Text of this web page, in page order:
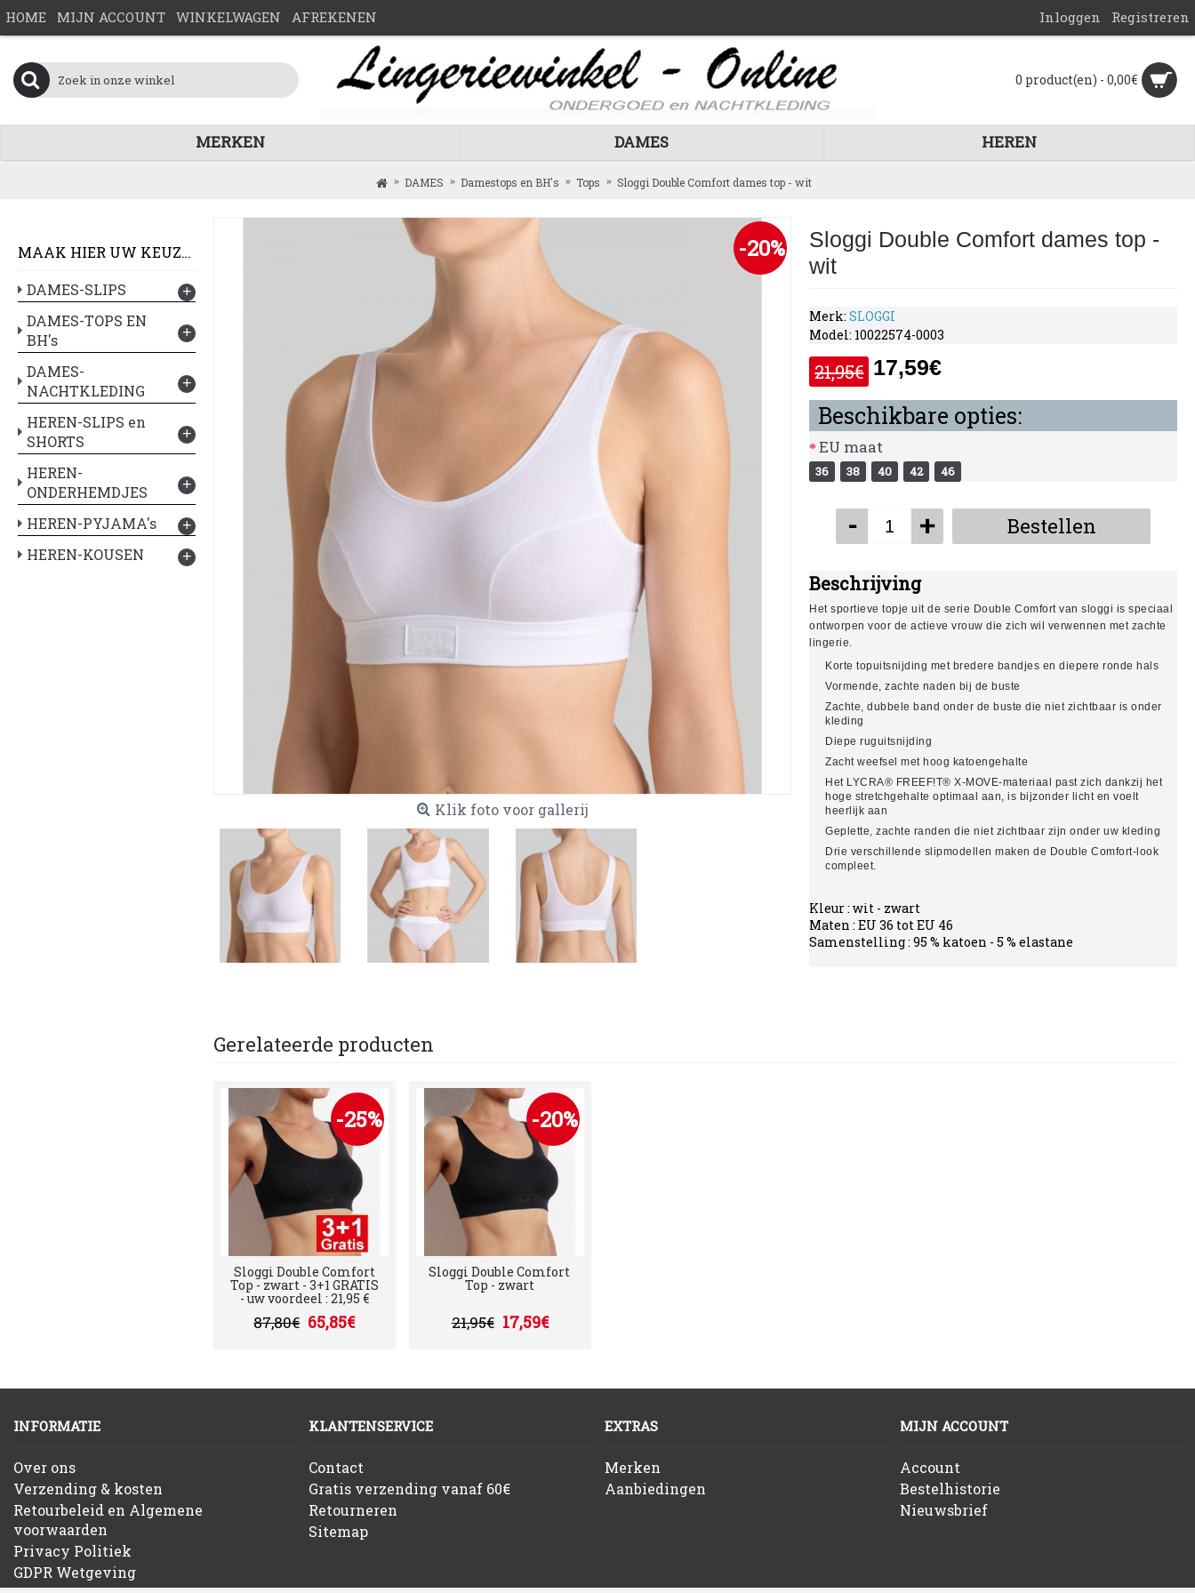
HOME MIJN ACCOUNT WINKELWAGEN AFREKENEN Inloggen Registreren
0 product(en) - 0,00€
MERKEN DAMES HEREN
DAMES Damestops en BH's Tops Sloggi Double Comfort dames top - wit
MAAK HIER UW KEUZE :
DAMES-SLIPS
+
DAMES-TOPS EN
BH's
+
DAMES-
NACHTKLEDING
+
HEREN-SLIPS en
SHORTS
+
HEREN-
ONDERHEMDJES
+
HEREN-PYJAMA's +
HEREN-KOUSEN +
-20%
Klik foto voor gallerij
Sloggi Double Comfort dames top -
wit
Merk:SLOGGI
Model: 10022574-0003
21,95€ 17,59€
Beschikbare opties:
EU maat
36 38 40 42 46
- + Bestellen
Beschrijving
Het sportieve topje uit de serie Double Comfort van sloggi is speciaal
ontworpen voor de actieve vrouw die zich wil verwennen met zachte
lingerie.
Korte topuitsnijding met bredere bandjes en diepere ronde hals
Vormende, zachte naden bij de buste
Zachte, dubbele band onder de buste die niet zichtbaar is onder
kleding
Diepe ruguitsnijding
Zacht weefsel met hoog katoengehalte
Het LYCRA® FREEF!T® X-MOVE-materiaal past zich dankzij het
hoge stretchgehalte optimaal aan, is bijzonder licht en voelt
heerlijk aan
Geplette, zachte randen die niet zichtbaar zijn onder uw kleding
Drie verschillende slipmodellen maken de Double Comfort-look
compleet.
Kleur : wit - zwart
Maten : EU 36 tot EU 46
Samenstelling : 95 % katoen - 5 % elastane
Gerelateerde producten
-25%
Sloggi Double Comfort
Top - zwart - 3+1 GRATIS
- uw voordeel : 21,95 €
87,80€ 65,85€
-20%
Sloggi Double Comfort
Top - zwart
21,95€ 17,59€
INFORMATIE
Over ons
Verzending & kosten
Retourbeleid en Algemene
voorwaarden
Privacy Politiek
GDPR Wetgeving
KLANTENSERVICE
Contact
Gratis verzending vanaf 60€
Retourneren
Sitemap
EXTRAS
Merken
Aanbiedingen
MIJN ACCOUNT
Account
Bestelhistorie
Nieuwsbrief